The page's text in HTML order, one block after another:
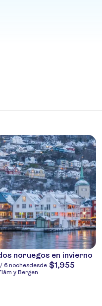
noruegos en invierno
6 nochesdesde $1,955
y Bergen